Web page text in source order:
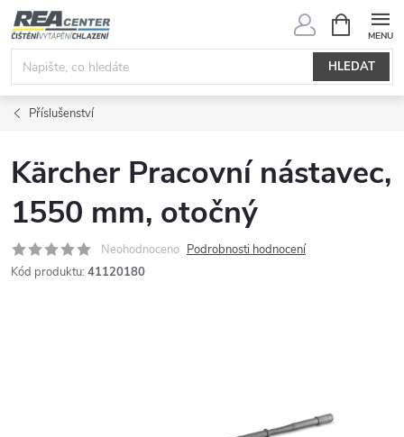
Přejít
na
obsah
HLEDAT
NÁKUPNÍ
KOŠÍK
Příslušenství
Kärcher Pracovní nástavec,
1550 mm, otočný
Neohodnoceno Podrobnosti hodnocení
Kód produktu: 41120180